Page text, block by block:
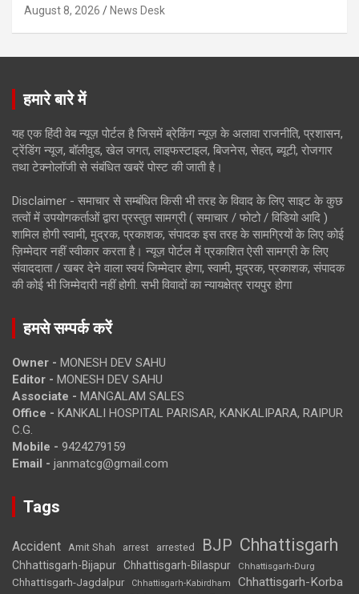
August 8, 2026 News Desk
हमारे बारे में
यह एक हिंदी वेब न्यूज़ पोर्टल है जिसमें ब्रेकिंग न्यूज़ के अलावा राजनीति, प्रशासन,
ट्रेंडिंग न्यूज, बॉलीवुड, खेल जगत, लाइफस्टाइल, बिजनेस, सेहत, ब्यूटी, रोजगार
तथा टेक्नोलॉजी से संबंधित खबरें पोस्ट की जाती है।
Disclaimer - समाचार से सम्बंधित किसी भी तरह के विवाद के लिए साइट के कुछ
तत्वों में उपयोगकर्ताओं द्वारा प्रस्तुत सामग्री ( समाचार / फोटो / विडियो आदि )
शामिल होगी स्वामी, मुद्रक, प्रकाशक, संपादक इस तरह के सामग्रियों के लिए कोई
ज़िम्मेदार नहीं स्वीकार करता है। न्यूज़ पोर्टल में प्रकाशित ऐसी सामग्री के लिए
संवाददाता / खबर देने वाला स्वयं जिम्मेदार होगा, स्वामी, मुद्रक, प्रकाशक, संपादक
की कोई भी जिम्मेदारी नहीं होगी. सभी विवादों का न्यायक्षेत्र रायपुर होगा
हमसे सम्पर्क करें
Owner - MONESH DEV SAHU
Editor - MONESH DEV SAHU
Associate - MANGALAM SALES
Office - KANKALI HOSPITAL PARISAR, KANKALIPARA, RAIPUR
C.G.
Mobile - 9424279159
Email - janmatcg@gmail.com
Tags
Accident Amit Shah arrest arrested BJP Chhattisgarh
Chhattisgarh-Bijapur Chhattisgarh-Bilaspur Chhattisgarh-Durg
Chhattisgarh-Jagdalpur Chhattisgarh-Kabirdham Chhattisgarh-Korba